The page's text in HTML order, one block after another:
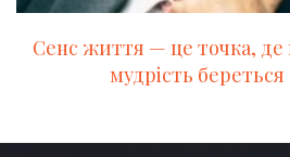
Сенс життя — це точка, де
мудрість береться